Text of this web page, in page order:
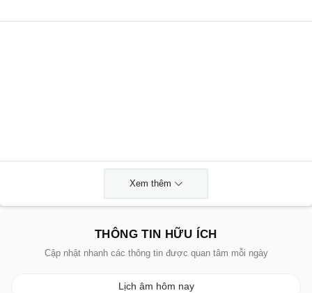
Xem thêm
THÔNG TIN HỮU ÍCH
Cập nhật nhanh các thông tin được quan tâm mỗi ngày
Lịch âm hôm nay